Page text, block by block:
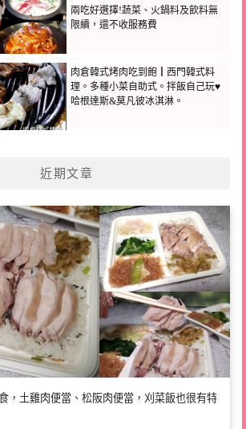
兩吃好選擇!蔬菜、火鍋料及飲料無
限續，還不收服務費
肉倉韓式烤肉吃到飽┃西門韓式料
理。多種小菜自助式。拌飯自己玩♥
哈根達斯&莫凡彼冰淇淋。
近期文章
，土雞肉便當、松阪肉便當，刈菜飯也很有特